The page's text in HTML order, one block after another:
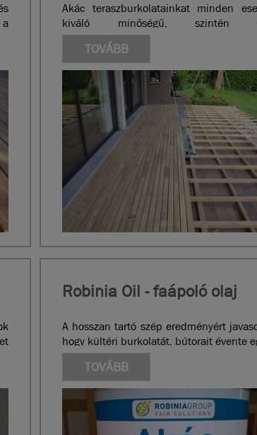
Akác teraszburkolatainkat minden
kiváló minőségű, szintén
párnafarendszerrel k
Robinia Oil - faápoló olaj
A hosszan tartó szép eredményért
hogy kültéri burkolatát, bútorait évente